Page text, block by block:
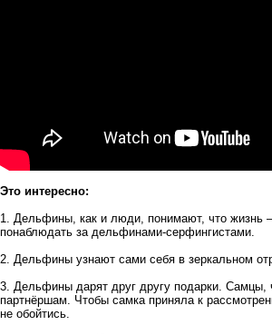
Это интересно:
1. Дельфины, как и люди, понимают, что жизнь
понаблюдать за дельфинами-серфингистами.
2. Дельфины узнают сами себя в зеркальном
3. Дельфины дарят друг другу подарки. Самцы,
партнёршам. Чтобы самка приняла к
не обойтись.